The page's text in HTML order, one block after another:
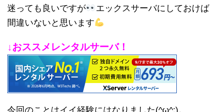
迷っても良いですが
エックスサーバにしておけば
間違いないと思います
↓おススメレンタルサーバ！
今回のことはイイ経験にはなりました(^ω^;)。